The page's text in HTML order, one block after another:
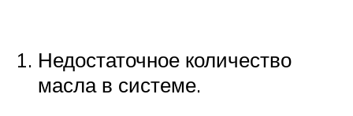
Недостаточное количество
масла в системе.